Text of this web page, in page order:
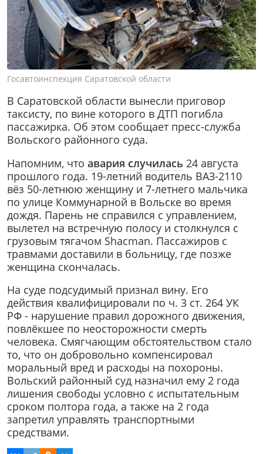
Госавтоинспекция Саратовской области
В Саратовской области вынесли приговор
таксисту, по вине которого в ДТП погибла
пассажирка. Об этом сообщает пресс-служба
Вольского районного суда.
Напомним, что авария случилась 24 августа
прошлого года. 19-летний водитель ВАЗ-2110
вёз 50-летнюю женщину и 7-летнего мальчика
по улице Коммунарной в Вольске во время
дождя. Парень не справился с управлением,
вылетел на встречную полосу и столкнулся с
грузовым тягачом Shacman. Пассажиров с
травмами доставили в больницу, где позже
женщина скончалась.
На суде подсудимый признал вину. Его
действия квалифицировали по ч. 3 ст. 264 УК
РФ - нарушение правил дорожного движения,
повлёкшее по неосторожности смерть
человека. Смягчающим обстоятельством стало
то, что он добровольно компенсировал
моральный вред и расходы на похороны.
Вольский районный суд назначил ему 2 года
лишения свободы условно с испытательным
сроком полтора года, а также на 2 года
запретил управлять транспортными
средствами.